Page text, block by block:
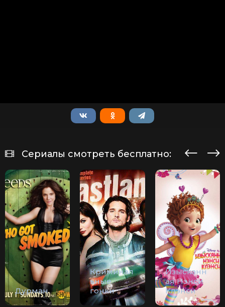
Сериалы смотреть бесплатно:
Дурман
Криминал
ьные
гонки
Изысканн
ая Нэнси
Клэнси